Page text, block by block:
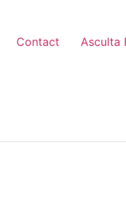
Contact Asculta